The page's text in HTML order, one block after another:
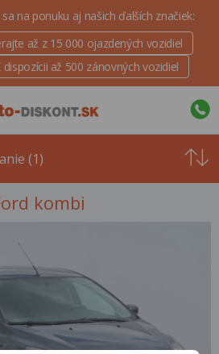
na ponuku aj našich ďalších značiek:
až z 15 000 ojazdených vozidiel
dispozícii až 500 zánovných vozidiel
(1)
ceny
kombi